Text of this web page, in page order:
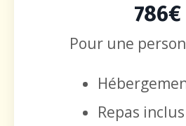
786€
Pour une
Repas inclus